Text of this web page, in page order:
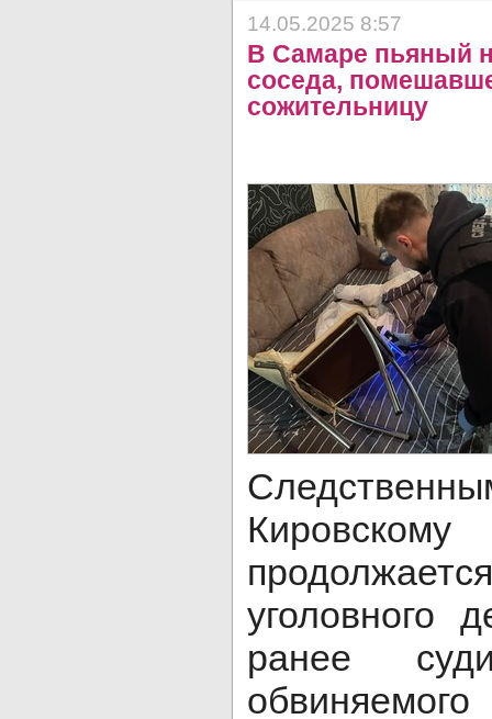
14.05.2025 8:57
В Самаре пьяный
соседа,
сожительницу
уголовного
ранее